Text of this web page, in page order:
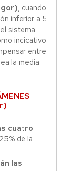
, cuando
inferior a 5
sistema
indicativo
entre
la media
cuatro
de la
las